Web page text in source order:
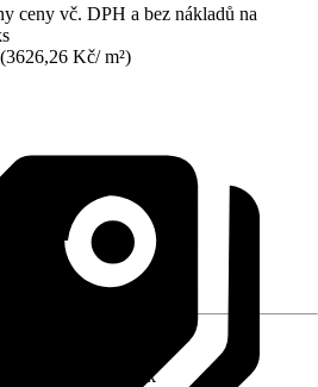
ceny vč. DPH a bez nákladů na
(3626,26 Kč/ m²)
Kartáčované, Lesk